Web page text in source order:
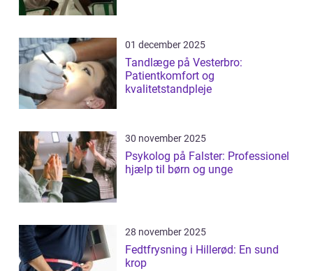
01 december 2025
Tandlæge på Vesterbro:
Patientkomfort og
kvalitetstandpleje
30 november 2025
Psykolog på Falster: Professionel
hjælp til børn og unge
28 november 2025
Fedtfrysning i Hillerød: En sund
krop